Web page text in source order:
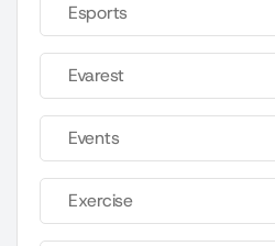
Esports
Evarest
Events
Exercise